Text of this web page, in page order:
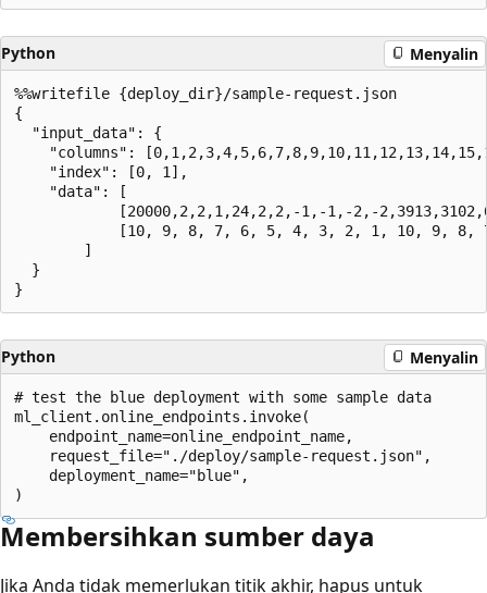
Python Menyalin
%%writefile {deploy_dir}/sample-request.json
{
  "input_data": {
"columns":
    "index": [0, 1],
    "data": [
[20000,2,2,1,24,2,2,-1,-1,-2,-
[10, 9, 8, 7, 6, 5, 4, 3, 2, 1, 10, 9, 8,
        ]
  }
Python Menyalin
# test the blue deployment with some sample data
ml_client.online_endpoints.invoke(
    endpoint_name=online_endpoint_name,
    request_file="./deploy/sample-request.json",
    deployment_name="blue",
Membersihkan sumber daya
Jika Anda tidak memerlukan titik akhir, hapus untuk